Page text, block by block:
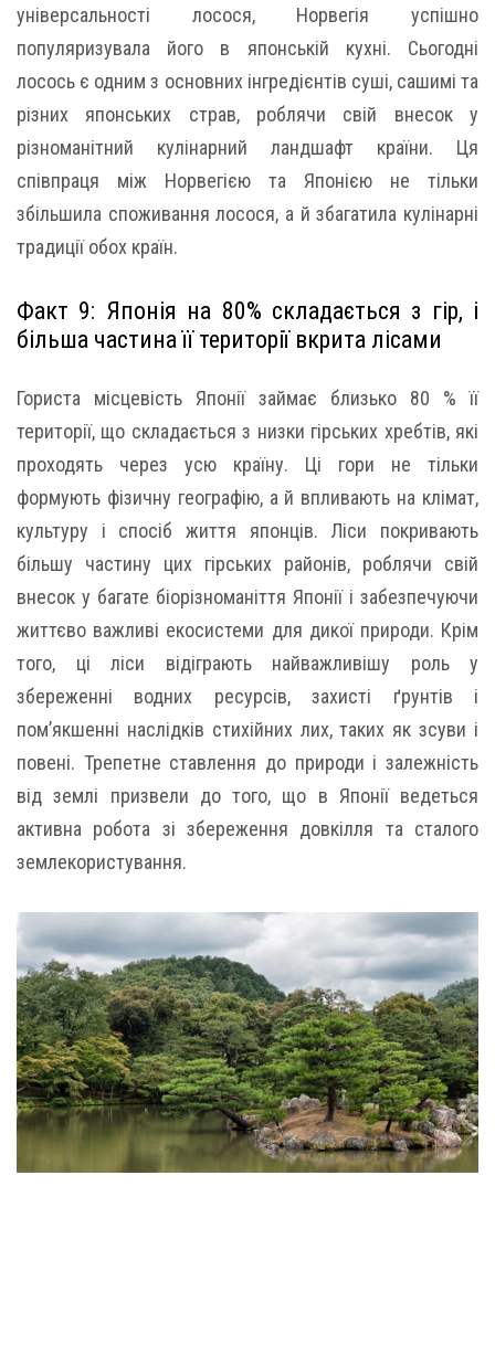
універсальності лосося, Норвегія успішно
популяризувала його в японській кухні. Сьогодні
лосось є одним з основних інгредієнтів суші, сашимі та
різних японських страв, роблячи свій внесок у
різноманітний кулінарний ландшафт країни. Ця
співпраця між Норвегією та Японією не тільки
збільшила споживання лосося, а й збагатила кулінарні
традиції обох країн.
Факт 9: Японія на 80% складається з гір, і
більша частина її території вкрита лісами
Гориста місцевість Японії займає близько 80 % її
території, що складається з низки гірських хребтів, які
проходять через усю країну. Ці гори не тільки
формують фізичну географію, а й впливають на клімат,
культуру і спосіб життя японців. Ліси покривають
більшу частину цих гірських районів, роблячи свій
внесок у багате біорізноманіття Японії і забезпечуючи
життєво важливі екосистеми для дикої природи. Крім
того, ці ліси відіграють найважливішу роль у
збереженні водних ресурсів, захисті ґрунтів і
пом’якшенні наслідків стихійних лих, таких як зсуви і
повені. Трепетне ставлення до природи і залежність
від землі призвели до того, що в Японії ведеться
активна робота зі збереження довкілля та сталого
землекористування.